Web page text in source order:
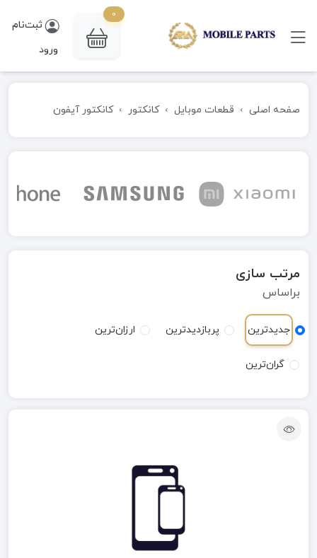
0
ثبت‌نام
ورود
صفحه اصلی قطعات موبایل کانکتور کانکتور آیفون
مرتب سازی
براساس
جدیدترین پربازدیدترین ارزان‌ترین
گران‌ترین